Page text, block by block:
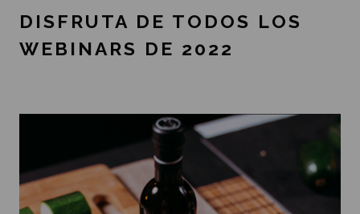
DISFRUTA DE TODOS LOS
WEBINARS DE 2022